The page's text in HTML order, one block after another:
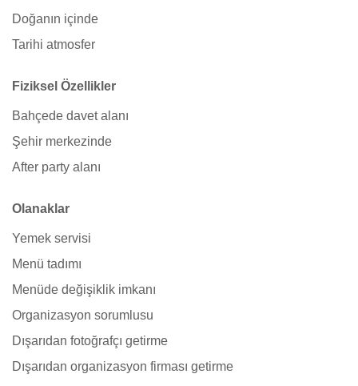
Doğanın içinde
Tarihi atmosfer
Fiziksel Özellikler
Bahçede davet alanı
Şehir merkezinde
After party alanı
Olanaklar
Yemek servisi
Menü tadımı
Menüde değişiklik imkanı
Organizasyon sorumlusu
Dışarıdan fotoğrafçı getirme
Dışarıdan organizasyon firması getirme